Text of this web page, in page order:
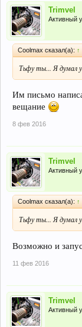
Trimvel
Активный
Coolmax сказал(а): ↑
Тьфу ты... Я думал у
Им письмо
вещание
8 фев 2016
Trimvel
Активный
Coolmax сказал(а): ↑
Тьфу ты... Я думал у
Возможно и
11 фев 2016
Trimvel
Активный